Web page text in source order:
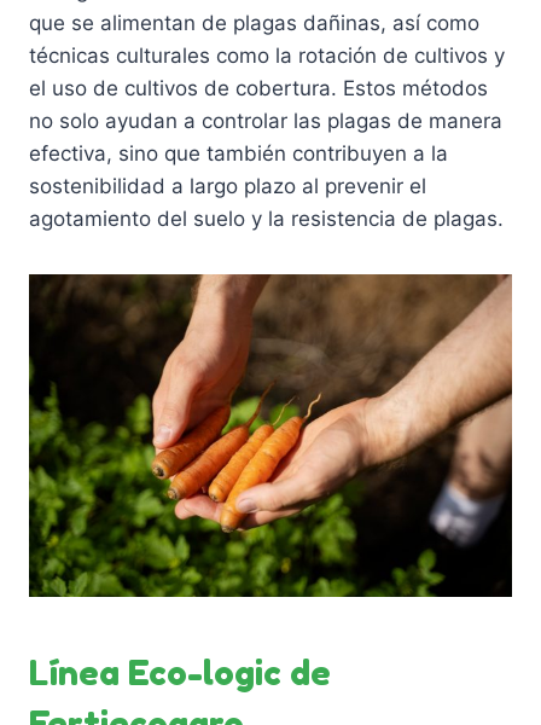
que se alimentan de plagas dañinas, así como
técnicas culturales como la rotación de cultivos y
el uso de cultivos de cobertura. Estos métodos
no solo ayudan a controlar las plagas de manera
efectiva, sino que también contribuyen a la
sostenibilidad a largo plazo al prevenir el
agotamiento del suelo y la resistencia de plagas.
Línea Eco-logic de